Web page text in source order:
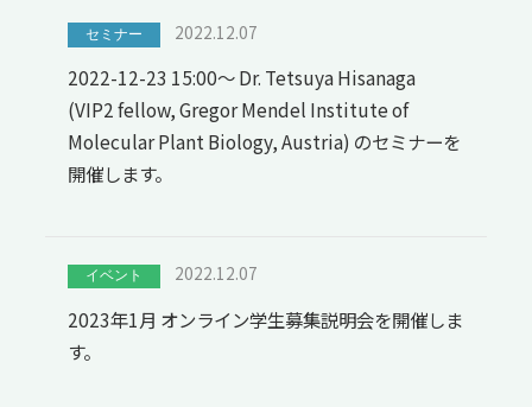
セミナー 2022.12.07
2022-12-23 15:00～ Dr. Tetsuya Hisanaga
(VIP2 fellow, Gregor Mendel Institute of
Molecular Plant Biology, Austria) のセミナーを
開催します。
イベント 2022.12.07
2023年1月 オンライン学生募集説明会を開催しま
す。